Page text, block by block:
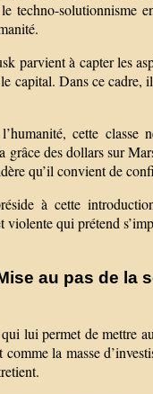
solutionnisme
parvient à capter les
capital. Dans ce
cette
grâce des dollars sur
qu’il convient de
à cette
qui prétend
au pas de la
lui permet de mettre
la masse